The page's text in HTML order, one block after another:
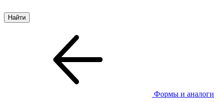
Формы и аналоги